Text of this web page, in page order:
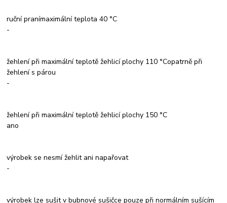
ruční pranímaximální teplota 40 °C
-
žehlení při maximální teplotě žehlicí plochy 110 °Copatrně při
žehlení s párou
-
žehlení při maximální teplotě žehlicí plochy 150 °C
ano
výrobek se nesmí žehlit ani napařovat
-
výrobek lze sušit v bubnové sušičce pouze při normálním sušícím